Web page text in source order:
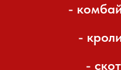
-
-
-